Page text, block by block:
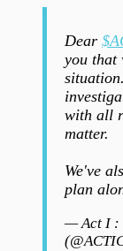
Dear
you that
with all
matter.
We've
plan
— Act I :